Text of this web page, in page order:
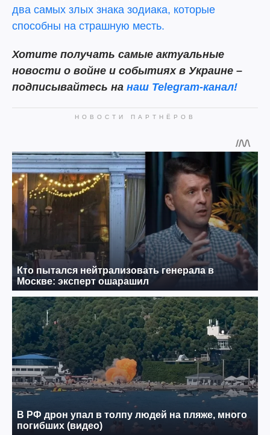
два самых злых знака зодиака, которые
способны на страшную месть.
Хотите получать самые актуальные
новости о войне и событиях в Украине –
подписывайтесь на наш Telegram-канал!